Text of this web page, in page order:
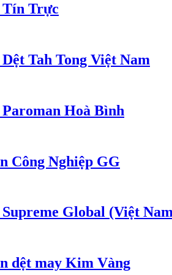
Trực
Tah Tong Việt Nam
Hoà Bình
Công Nghiệp GG
Global (Việt
dệt may Kim Vàng